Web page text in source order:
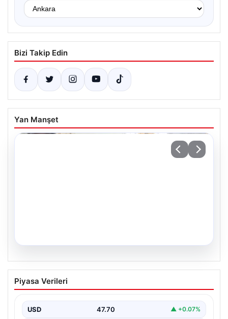
Bizi Takip Edin
Yan Manşet
34 Yıllık Hasretin Ardından Gelen
Büyük Mutluluk: İkiz Kızlarıyla Anıtkabir
Adıyaman'da hayatlarını sürdüren Abuzer ve Zeynep
Piyasa Verileri
USD 47.70 ▲ +0.07%